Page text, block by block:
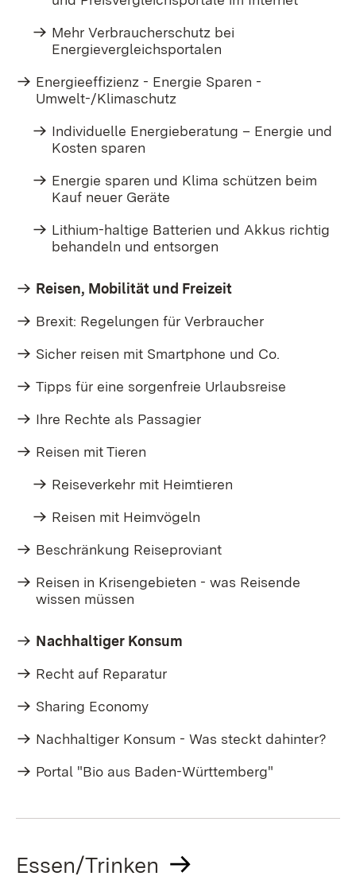
Mehr Verbraucherschutz bei
Energievergleichsportalen
Energieeffizienz - Energie Sparen -
Umwelt-/Klimaschutz
Individuelle Energieberatung – Energie und
Kosten sparen
Energie sparen und Klima schützen beim
Kauf neuer Geräte
Lithium-haltige Batterien und Akkus richtig
behandeln und entsorgen
Reisen, Mobilität und Freizeit
Brexit: Regelungen für Verbraucher
Sicher reisen mit Smartphone und Co.
Tipps für eine sorgenfreie Urlaubsreise
Ihre Rechte als Passagier
Reisen mit Tieren
Reiseverkehr mit Heimtieren
Reisen mit Heimvögeln
Beschränkung Reiseproviant
Reisen in Krisengebieten - was Reisende
wissen müssen
Nachhaltiger Konsum
Recht auf Reparatur
Sharing Economy
Nachhaltiger Konsum - Was steckt dahinter?
Portal "Bio aus Baden-Württemberg"
Essen/Trinken